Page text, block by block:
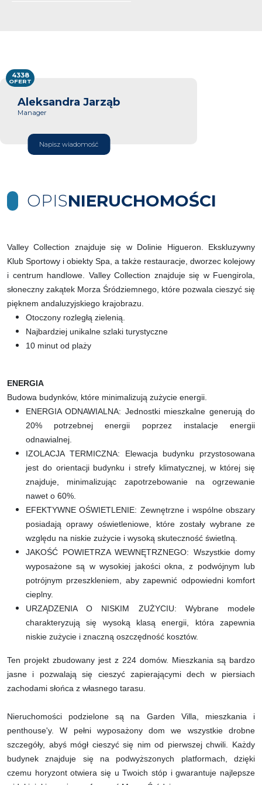
Aleksandra Jarząb
Manager
Napisz wiadomość
4338
OFERT
OPISNIERUCHOMOŚCI
Valley Collection znajduje się w Dolinie Higueron. Ekskluzywny
Klub Sportowy i obiekty Spa, a także restauracje, dworzec kolejowy
i centrum handlowe. Valley Collection znajduje się w Fuengirola,
słoneczny zakątek Morza Śródziemnego, które pozwala cieszyć się
pięknem andaluzyjskiego krajobrazu.
Otoczony rozległą zielenią.
Najbardziej unikalne szlaki turystyczne
10 minut od plaży
ENERGIA
Budowa budynków, które minimalizują zużycie energii.
ENERGIA ODNAWIALNA: Jednostki mieszkalne generują do
20% potrzebnej energii poprzez instalacje energii
odnawialnej.
IZOLACJA TERMICZNA: Elewacja budynku przystosowana
jest do orientacji budynku i strefy klimatycznej, w której się
znajduje, minimalizując zapotrzebowanie na ogrzewanie
nawet o 60%.
EFEKTYWNE OŚWIETLENIE: Zewnętrzne i wspólne obszary
posiadają oprawy oświetleniowe, które zostały wybrane ze
względu na niskie zużycie i wysoką skuteczność świetlną.
JAKOŚĆ POWIETRZA WEWNĘTRZNEGO: Wszystkie domy
wyposażone są w wysokiej jakości okna, z podwójnym lub
potrójnym przeszkleniem, aby zapewnić odpowiedni komfort
cieplny.
URZĄDZENIA O NISKIM ZUŻYCIU: Wybrane modele
charakteryzują się wysoką klasą energii, która zapewnia
niskie zużycie i znaczną oszczędność kosztów.
Ten projekt zbudowany jest z 224 domów. Mieszkania są bardzo
jasne i pozwalają się cieszyć zapierającymi dech w piersiach
zachodami słońca z własnego tarasu.
Nieruchomości podzielone są na Garden Villa, mieszkania i
penthouse'y. W pełni wyposażony dom we wszystkie drobne
szczegóły, abyś mógł cieszyć się nim od pierwszej chwili. Każdy
budynek znajduje się na podwyższonych platformach, dzięki
czemu horyzont otwiera się u Twoich stóp i gwarantuje najlepsze